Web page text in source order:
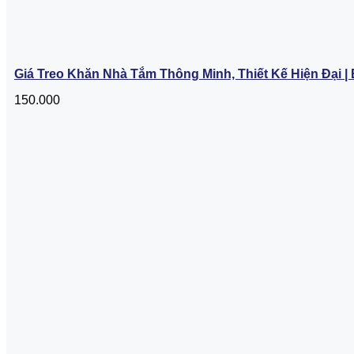
Giá Treo Khăn Nhà Tắm Thông Minh, Thiết Kế Hiện Đại |
150.000